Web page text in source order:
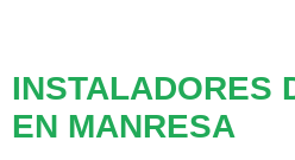
INSTALADORES
EN MANRESA